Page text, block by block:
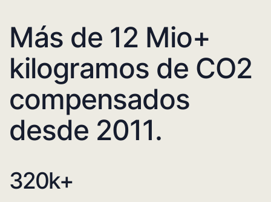
Más de 12 Mio+
kilogramos de CO2
compensados
desde 2011.
320k+